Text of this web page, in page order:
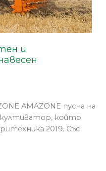
и
AMAZONE пусна на
култиватор, който
2019. Със